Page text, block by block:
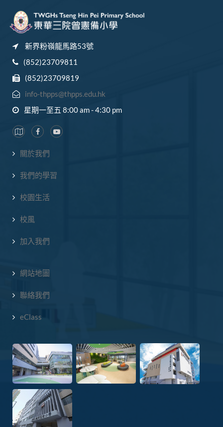
新界粉嶺龍馬路53號
(852)23709811
(852)23709819
info-thpps@thpps.edu.hk
星期一至五 8:00 am - 4:30 pm
關於我們
我們的學習
校園生活
校風
加入我們
網站地圖
聯絡我們
eClass